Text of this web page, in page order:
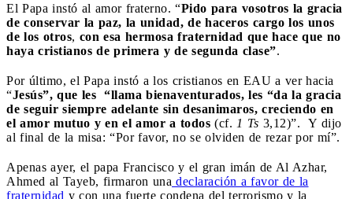
El Papa instó al amor fraterno. “Pido para vosotros la gracia
de conservar la paz, la unidad, de haceros cargo los unos
de los otros, con esa hermosa fraternidad que hace que no
haya cristianos de primera y de segunda clase”.
Por último, el Papa instó a los cristianos en EAU a ver hacia
“Jesús”, que les “llama bienaventurados, les “da la gracia
de seguir siempre adelante sin desanimaros, creciendo en
el amor mutuo y en el amor a todos (cf. 1 Ts 3,12)”. Y dijo
al final de la misa: “Por favor, no se olviden de rezar por mí”.
Apenas ayer, el papa Francisco y el gran imán de Al Azhar,
Ahmed al Tayeb, firmaron una declaración a favor de la
fraternidad y con una fuerte condena del terrorismo y la